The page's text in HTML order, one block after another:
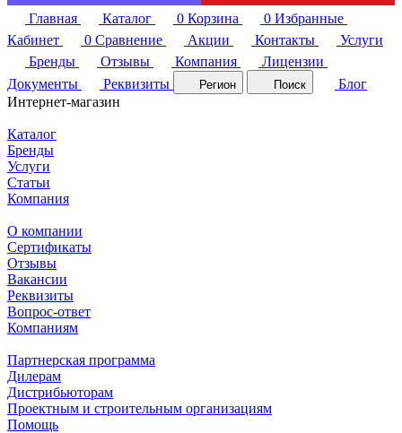
Главная Каталог 0 Корзина 0 Избранные
Кабинет
0 Сравнение Акции Контакты
Услуги
Бренды
Отзывы Компания
Лицензии
Документы
Реквизиты Регион Поиск
Блог
Интернет-магазин
Каталог
Бренды
Услуги
Статьи
Компания
О компании
Сертификаты
Отзывы
Вакансии
Реквизиты
Вопрос-ответ
Компаниям
Партнерская программа
Дилерам
Дистрибьюторам
Проектным и строительным организациям
Помощь